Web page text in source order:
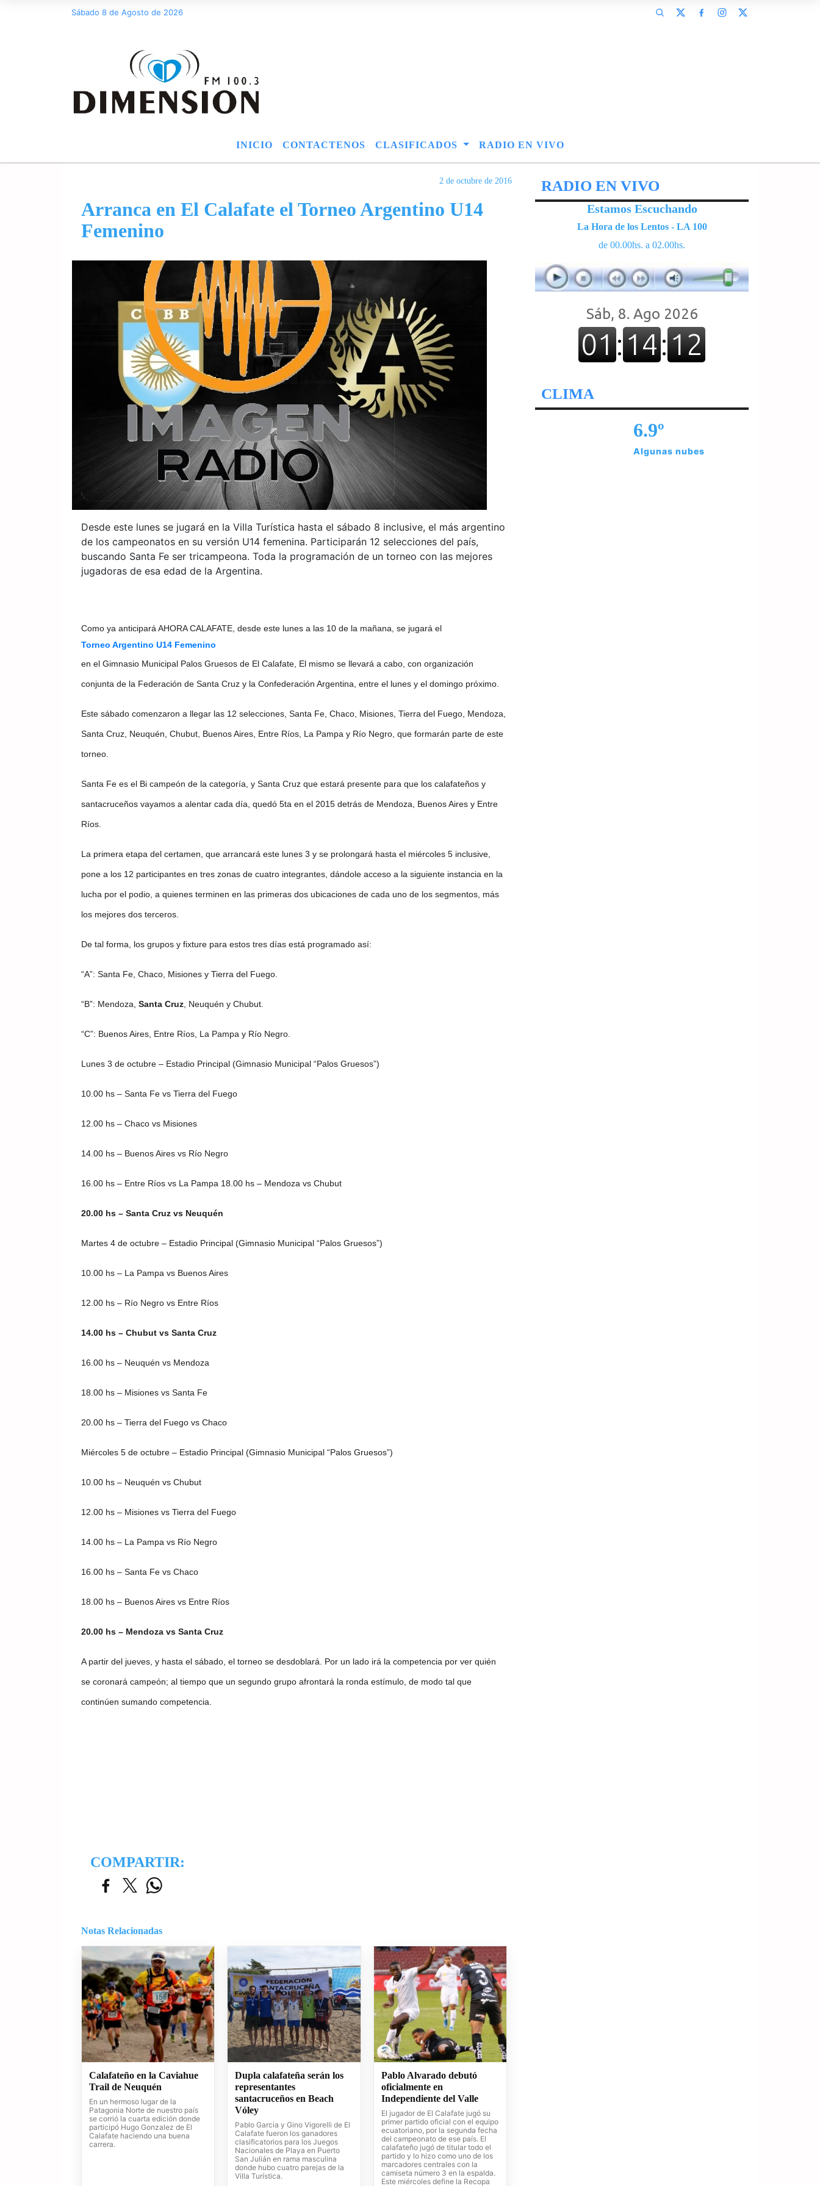
Sábado 8 de Agosto de 2026
INICIO CONTACTENOS CLASIFICADOS RADIO EN VIVO
2 de octubre de 2016
Arranca en El Calafate el Torneo Argentino U14
Femenino
Desde este lunes se jugará en la Villa Turística hasta el sábado 8 inclusive, el más argentino
de los campeonatos en su versión U14 femenina. Participarán 12 selecciones del país,
buscando Santa Fe ser tricampeona. Toda la programación de un torneo con las mejores
jugadoras de esa edad de la Argentina.
Como ya anticipará AHORA CALAFATE, desde este lunes a las 10 de la mañana, se jugará el
Torneo Argentino U14 Femenino
en el Gimnasio Municipal Palos Gruesos de El Calafate, El mismo se llevará a cabo, con organización
conjunta de la Federación de Santa Cruz y la Confederación Argentina, entre el lunes y el domingo próximo.
Este sábado comenzaron a llegar las 12 selecciones, Santa Fe, Chaco, Misiones, Tierra del Fuego, Mendoza,
Santa Cruz, Neuquén, Chubut, Buenos Aires, Entre Ríos, La Pampa y Río Negro, que formarán parte de este
torneo.
Santa Fe es el Bi campeón de la categoría, y Santa Cruz que estará presente para que los calafateños y
santacruceños vayamos a alentar cada día, quedó 5ta en el 2015 detrás de Mendoza, Buenos Aires y Entre
Ríos.
La primera etapa del certamen, que arrancará este lunes 3 y se prolongará hasta el miércoles 5 inclusive,
pone a los 12 participantes en tres zonas de cuatro integrantes, dándole acceso a la siguiente instancia en la
lucha por el podio, a quienes terminen en las primeras dos ubicaciones de cada uno de los segmentos, más
los mejores dos terceros.
De tal forma, los grupos y fixture para estos tres días está programado así:
“A”: Santa Fe, Chaco, Misiones y Tierra del Fuego.
“B”: Mendoza, Santa Cruz , Neuquén y Chubut.
“C”: Buenos Aires, Entre Ríos, La Pampa y Río Negro.
Lunes 3 de octubre – Estadio Principal (Gimnasio Municipal “Palos Gruesos”)
10.00 hs – Santa Fe vs Tierra del Fuego
12.00 hs – Chaco vs Misiones
14.00 hs – Buenos Aires vs Río Negro
16.00 hs – Entre Ríos vs La Pampa 18.00 hs – Mendoza vs Chubut
20.00 hs – Santa Cruz vs Neuquén
Martes 4 de octubre – Estadio Principal (Gimnasio Municipal “Palos Gruesos”)
10.00 hs – La Pampa vs Buenos Aires
12.00 hs – Río Negro vs Entre Ríos
14.00 hs – Chubut vs Santa Cruz
16.00 hs – Neuquén vs Mendoza
18.00 hs – Misiones vs Santa Fe
20.00 hs – Tierra del Fuego vs Chaco
Miércoles 5 de octubre – Estadio Principal (Gimnasio Municipal “Palos Gruesos”)
10.00 hs – Neuquén vs Chubut
12.00 hs – Misiones vs Tierra del Fuego
14.00 hs – La Pampa vs Río Negro
16.00 hs – Santa Fe vs Chaco
18.00 hs – Buenos Aires vs Entre Ríos
20.00 hs – Mendoza vs Santa Cruz
A partir del jueves, y hasta el sábado, el torneo se desdoblará. Por un lado irá la competencia por ver quién
se coronará campeón; al tiempo que un segundo grupo afrontará la ronda estímulo, de modo tal que
continúen sumando competencia.
COMPARTIR:
Notas Relacionadas
Calafateño en la Caviahue
Trail de Neuquén
En un hermoso lugar de la
Patagonia Norte de nuestro país
se corrió la cuarta edición donde
participó Hugo Gonzalez de El
Calafate haciendo una buena
carrera.
Dupla calafateña serán los
representantes
santacruceños en Beach
Vóley
Pablo Garcia y Gino Vigorelli de El
Calafate fueron los ganadores
clasificatorios para los Juegos
Nacionales de Playa en Puerto
San Julián en rama masculina
donde hubo cuatro parejas de la
Villa Turística.
Pablo Alvarado debutó
oficialmente en
Independiente del Valle
El jugador de El Calafate jugó su
primer partido oficial con el equipo
ecuatoriano, por la segunda fecha
del campeonato de ese país. El
calafateño jugó de titular todo el
partido y lo hizo como uno de los
marcadores centrales con la
camiseta número 3 en la espalda.
Este miércoles define la Recopa
RADIO EN VIVO
Estamos Escuchando
La Hora de los Lentos - LA 100
de 00.00hs. a 02.00hs.
CLIMA
6.9º
Algunas nubes